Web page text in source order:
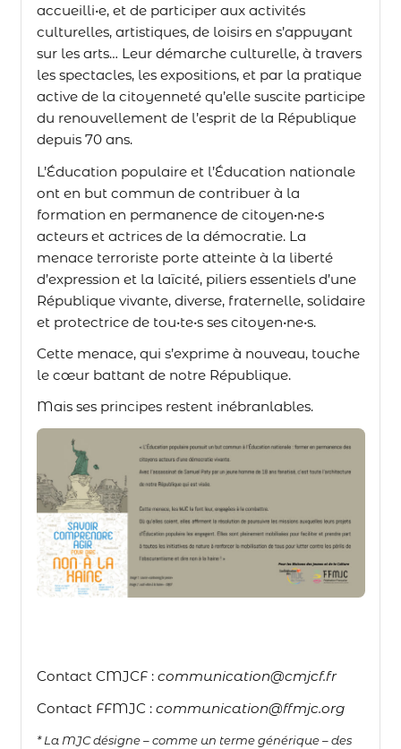
accueilli•e, et de participer aux activités
culturelles, artistiques, de loisirs en s’appuyant
sur les arts… Leur démarche culturelle, à travers
les spectacles, les expositions, et par la pratique
active de la citoyenneté qu’elle suscite participe
du renouvellement de l’esprit de la République
depuis 70 ans.
L’Éducation populaire et l’Éducation nationale
ont en but commun de contribuer à la
formation en permanence de citoyen•ne•s
acteurs et actrices de la démocratie. La
menace terroriste porte atteinte à la liberté
d’expression et la laïcité, piliers essentiels d’une
République vivante, diverse, fraternelle, solidaire
et protectrice de tou•te•s ses citoyen•ne•s.
Cette menace, qui s’exprime à nouveau, touche
le cœur battant de notre République.
Mais ses principes restent inébranlables.
Contact CMJCF : communication@cmjcf.fr
Contact FFMJC : communication@ffmjc.org
*La MJC désigne – comme un terme générique – des